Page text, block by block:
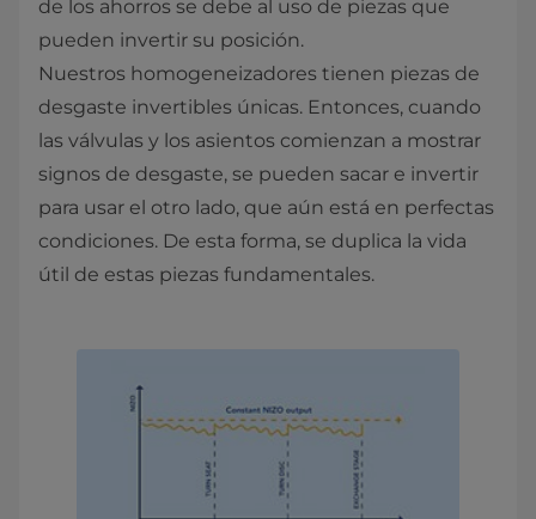
de los ahorros se debe al uso de piezas que
pueden invertir su posición.
Nuestros homogeneizadores tienen piezas de
desgaste invertibles únicas. Entonces, cuando
las válvulas y los asientos comienzan a mostrar
signos de desgaste, se pueden sacar e invertir
para usar el otro lado, que aún está en perfectas
condiciones. De esta forma, se duplica la vida
útil de estas piezas fundamentales.